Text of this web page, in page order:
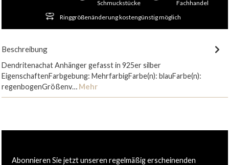
Schmuckstücke
Fachhandel
Ringgrößenänderung kostengünstig möglich
Beschreibung
Dendritenachat Anhänger gefasst in 925er silber
EigenschaftenFarbgebung: MehrfarbigFarbe(n): blauFarbe(n):
regenbogenGrößenv… Mehr
Abonnieren Sie jetzt unseren regelmäßig erscheinenden